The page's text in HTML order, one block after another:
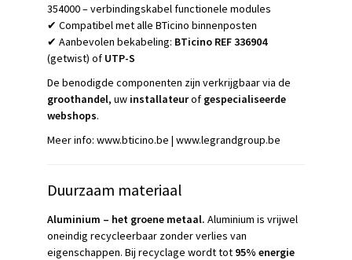
354000 – verbindingskabel functionele modules
✔ Compatibel met alle BTicino binnenposten
✔ Aanbevolen bekabeling: BTicino REF 336904
(getwist) of UTP-S
De benodigde componenten zijn verkrijgbaar via de
groothandel, uw installateurof gespecialiseerde
webshops.
Meer info: www.bticino.be | www.legrandgroup.be
Duurzaam materiaal
Aluminium – het groene metaal. Aluminium is vrijwel
oneindig recycleerbaar zonder verlies van
eigenschappen. Bij recyclage wordt tot 95% energie